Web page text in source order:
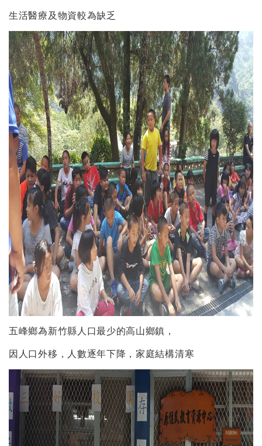
生活醫療及物資較為缺乏
五峰鄉為新竹縣人口最少的高山鄉鎮，
因人口外移，人數逐年下降，家庭結構清寒